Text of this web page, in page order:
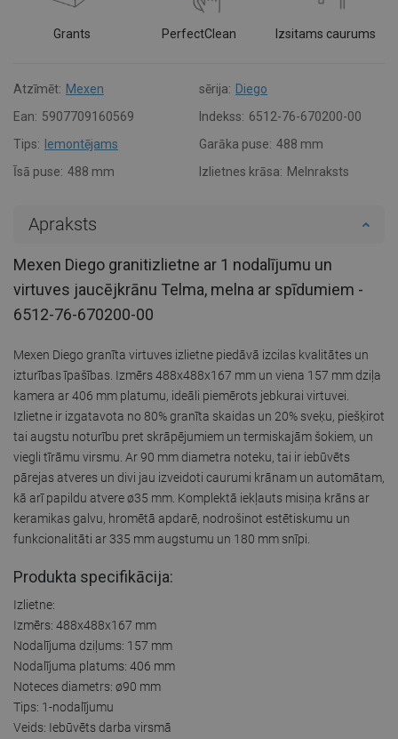
Grants PerfectClean Izsitams caurums
Atzīmēt: Mexen sērija: Diego
Ean: 5907709160569 Indekss: 6512-76-670200-00
Tips:
Iemontējams Garāka puse: 488 mm
Īsā puse: 488 mm Izlietnes krāsa: Melnraksts
Apraksts
Mexen Diego granitizlietne ar 1 nodalījumu un
virtuves jaucējkrānu Telma, melna ar spīdumiem -
6512-76-670200-00
Mexen Diego granīta virtuves izlietne piedāvā izcilas kvalitātes un
izturības īpašības. Izmērs 488x488x167 mm un viena 157 mm dziļa
kamera ar 406 mm platumu, ideāli piemērots jebkurai virtuvei.
Izlietne ir izgatavota no 80% granīta skaidas un 20% sveķu, piešķirot
tai augstu noturību pret skrāpējumiem un termiskajām šokiem, un
viegli tīrāmu virsmu. Ar 90 mm diametra noteku, tai ir iebūvēts
pārejas atveres un divi jau izveidoti caurumi krānam un automātam,
kā arī papildu atvere ø35 mm. Komplektā iekļauts misiņa krāns ar
keramikas galvu, hromētā apdarē, nodrošinot estētiskumu un
funkcionalitāti ar 335 mm augstumu un 180 mm snīpi.
Produkta specifikācija:
Izlietne:
Izmērs: 488x488x167 mm
Nodalījuma dziļums: 157 mm
Nodalījuma platums: 406 mm
Noteces diametrs: ø90 mm
Tips: 1-nodalījumu
Veids: Iebūvēts darba virsmā